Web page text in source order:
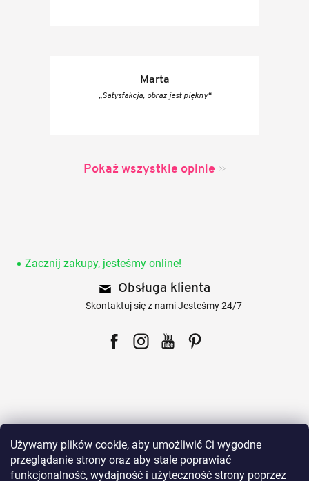
Używamy plików cookie, aby umożliwić Ci wygodne
przeglądanie strony oraz aby stale poprawiać
funkcjonalność, wydajność i użyteczność strony poprzez
Marta
„Satysfakcja, obraz jest piękny“
Pokaż wszystkie opinie
Zacznij zakupy, jesteśmy online!
Obsługa klienta
Skontaktuj się z nami Jesteśmy 24/7
Dla klientów